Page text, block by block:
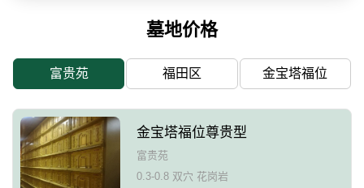
墓地价格
富贵苑 福田区 金宝塔福位
金宝塔福位尊贵型
富贵苑
0.3-0.8 双穴 花岗岩